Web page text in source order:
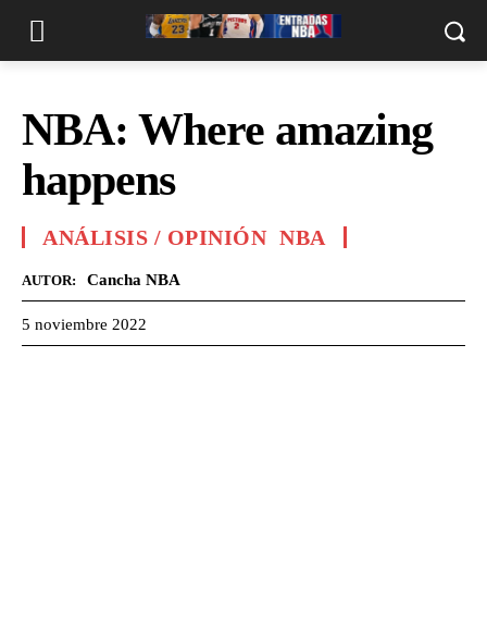
NBA: Where amazing
happens
ANÁLISIS / OPINIÓN NBA
AUTOR: Cancha NBA
5 noviembre 2022